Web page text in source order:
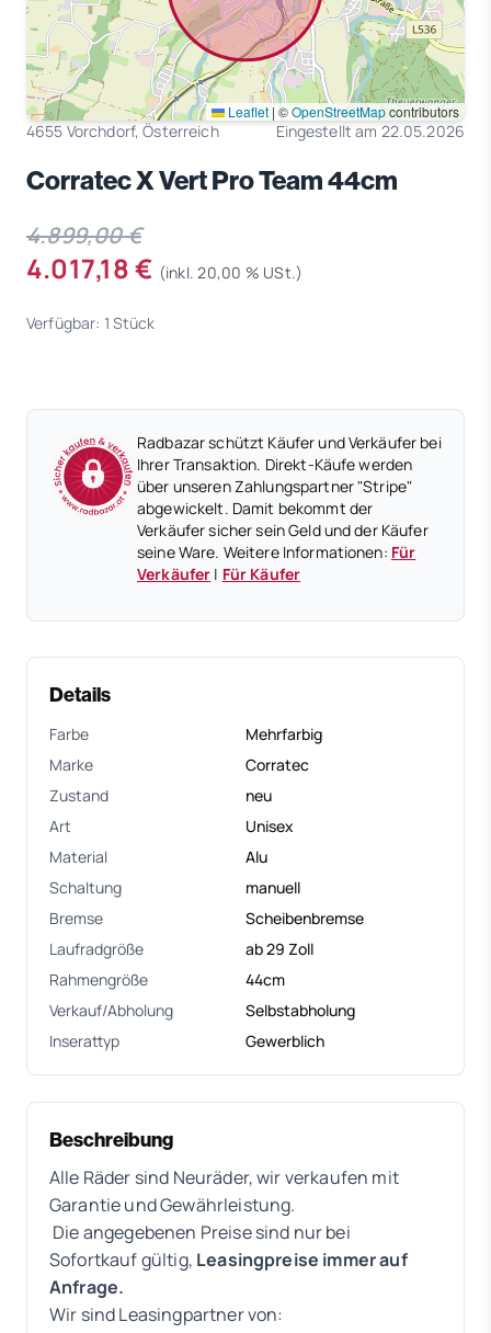
Leaflet | ©OpenStreetMapcontributors
4655 Vorchdorf, Österreich Eingestellt am 22.05.2026
Corratec X Vert Pro Team 44cm
4.899,00 €
4.017,18 € (inkl. 20,00 % USt.)
Verfügbar: 1 Stück
Radbazar schützt Käufer und Verkäufer bei
Ihrer Transaktion. Direkt-Käufe werden
über unseren Zahlungspartner "Stripe"
abgewickelt. Damit bekommt der
Verkäufer sicher sein Geld und der Käufer
seine Ware. Weitere Informationen: Für
Verkäufer | Für Käufer
Details
Farbe
Mehrfarbig
Marke
Corratec
Zustand
neu
Art
Unisex
Material
Alu
Schaltung
manuell
Bremse
Scheibenbremse
Laufradgröße
ab 29 Zoll
Rahmengröße
44cm
Verkauf/Abholung
Selbstabholung
Inserattyp
Gewerblich
Beschreibung
Alle Räder sind Neuräder, wir verkaufen mit
Garantie und Gewährleistung.
Die angegebenen Preise sind nur bei
Sofortkauf gültig, Leasingpreise immer auf
Anfrage.
Wir sind Leasingpartner von: